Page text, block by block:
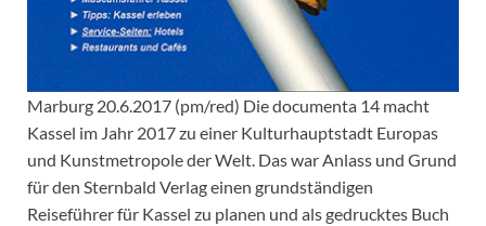
Marburg 20.6.2017 (pm/red) Die documenta 14 macht
Kassel im Jahr 2017 zu einer Kulturhauptstadt Europas
und Kunstmetropole der Welt. Das war Anlass und Grund
für den Sternbald Verlag einen grundständigen
Reiseführer für Kassel zu planen und als gedrucktes Buch